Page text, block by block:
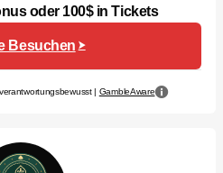
oder 100$ in Tickets
Besuchen
| GambleAware